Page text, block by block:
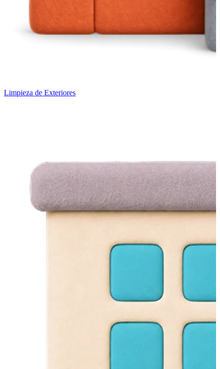
Limpieza de Exteriores